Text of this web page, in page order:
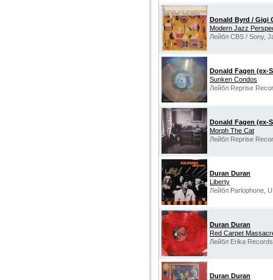
Donald Byrd / Gigi
Modern Jazz
Лейбл CBS / Sony,
Donald Fagen (ex-
Sunken Condos
Лейбл Reprise
Donald Fagen (ex-
Morph The Cat
Лейбл Reprise
Duran Duran
Liberty
Лейбл Parlophone,
Duran Duran
Red Carpet
Лейбл Erika
Duran Duran